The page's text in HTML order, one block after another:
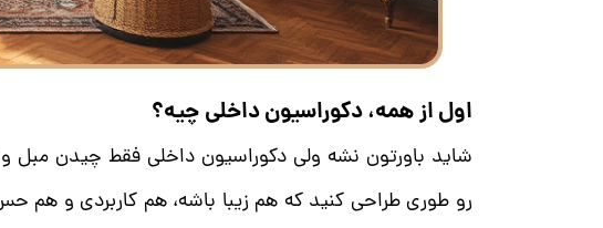
اول از همه، دکوراسیون داخلی چیه؟
شاید باورتون نشه ولی دکوراسیون داخلی فقط چیدن مبل
رو طوری طراحی کنید که هم زیبا باشه، هم کاربردی و هم